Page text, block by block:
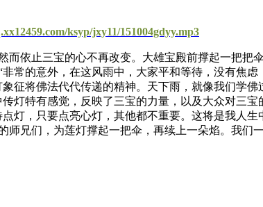
ksyp/jxy11/151004gdyy.mp3
依止三宝的心不再改变。大雄宝殿前撑起一把把伞
的意外，在这风雨中，大家平和等待，没有焦虑
将佛法代代传递的精神。天下雨，就像我们学佛
特有感觉，反映了三宝的力量，以及大众对三宝
，只要点亮心灯，其他都不重要。这将是我人生
兄们，为莲灯撑起一把伞，再续上一朵焰。我们一